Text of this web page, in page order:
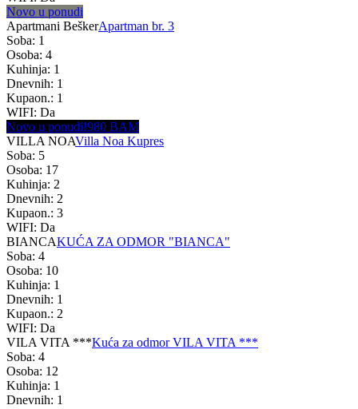
Novo u ponudi
Apartmani BeškerApartman br. 3
Soba: 1
Osoba: 4
Kuhinja: 1
Dnevnih: 1
Kupaon.: 1
WIFI: Da
Novo u ponudi!980 BAM
VILLA NOAVilla Noa Kupres
Soba: 5
Osoba: 17
Kuhinja: 2
Dnevnih: 2
Kupaon.: 3
WIFI: Da
BIANCAKUĆA ZA ODMOR "BIANCA"
Soba: 4
Osoba: 10
Kuhinja: 1
Dnevnih: 1
Kupaon.: 2
WIFI: Da
VILA VITA ***Kuća za odmor VILA VITA ***
Soba: 4
Osoba: 12
Kuhinja: 1
Dnevnih: 1